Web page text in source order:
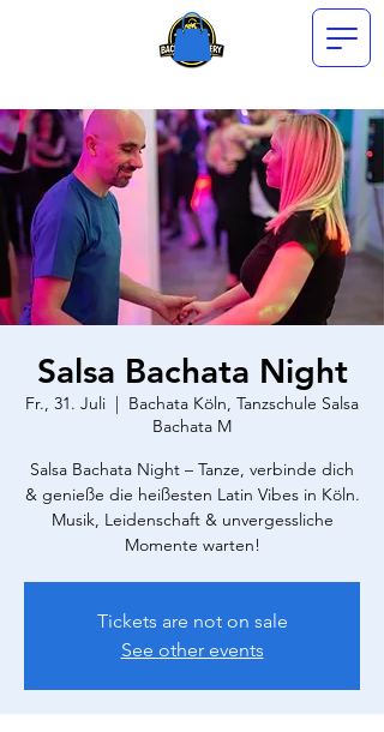
Salsa Bachata Night
Fr., 31. Juli
  |
Bachata Köln, Tanzschule Salsa
Bachata M
Salsa Bachata Night – Tanze, verbinde dich
& genieße die heißesten Latin Vibes in Köln.
Musik, Leidenschaft & unvergessliche
Momente warten!
Tickets are not on sale
See other events